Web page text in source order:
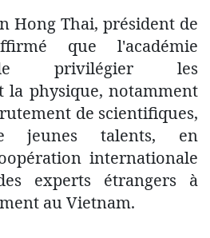
Hong Thai, président de
que l'académie
privilégier les
la physique, notamment
de scientifiques,
jeunes talents, en
internationale
experts étrangers à
au Vietnam.